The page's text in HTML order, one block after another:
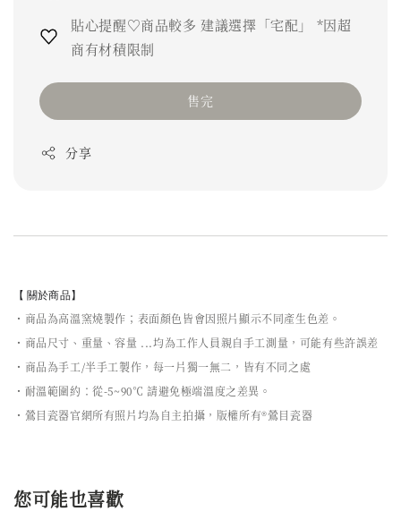
貼心提醒♡商品較多 建議選擇「宅配」 *因超
商有材積限制
售完
分享
【 關於商品】
・商品為高溫窯燒製作；表面顏色皆會因照片顯示不同產生色差。
・商品尺寸、重量、容量 ...均為工作人員親自手工測量，可能有些許誤差
・商品為手工/半手工製作，每一片獨一無二，皆有不同之處
・耐溫範圍約：從-5~90℃ 請避免極端溫度之差異。
・鶯目瓷器官網所有照片均為自主拍攝，版權所有®鶯目瓷器
您可能也喜歡